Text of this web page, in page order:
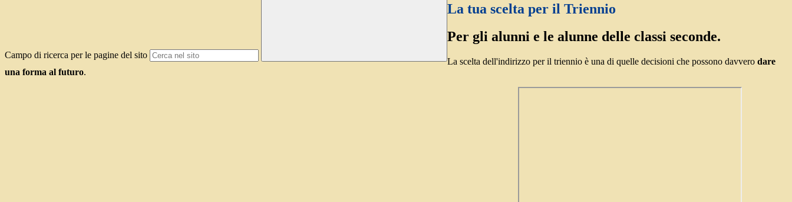
Campo di ricerca per le pagine del sito
La tua scelta per il Triennio
Per gli alunni e le alunne delle classi seconde.
La scelta dell'indirizzo per il triennio è una di quelle decisioni che possono davvero dare
una forma al futuro.